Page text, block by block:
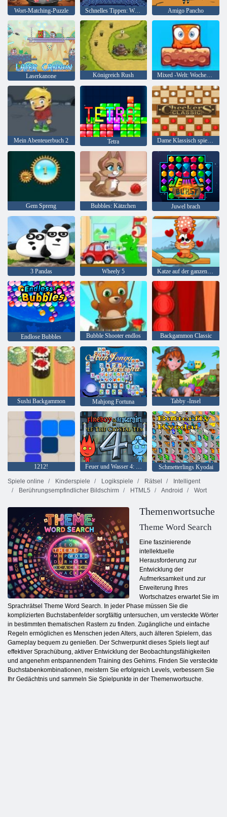
Wort-Matching-Puzzle Schnelles Tippen: Word Rush Amigo Pancho
Laserkanone Königreich Rush Mixed -Welt: Wochenende
Mein Abenteuerbuch 2 Tetra Dame Klassisch spielen
Gem Spreng Bubbles: Kätzchen Juwel brach
3 Pandas Wheely 5 Katze auf der ganzen Welt - Alpenseen
Endlose Bubbles Bubble Shooter endlos Backgammon Classic
Sushi Backgammon Mahjong Fortuna Tabby -Insel
1212! Feuer und Wasser 4: Kristalltempel
Schmetterlings Kyodai
Spiele online
Kinderspiele Logikspiele Rätsel
Intelligent
Berührungsempfindlicher Bildschirm
HTML5 Android Wort
Themenwortsuche
Theme Word Search
Eine faszinierende
intellektuelle
Herausforderung zur
Entwicklung der
Aufmerksamkeit und zur
Erweiterung Ihres
Wortschatzes erwartet Sie im
Sprachrätsel Theme Word Search. In jeder Phase müssen Sie die
komplizierten Buchstabenfelder sorgfältig untersuchen, um versteckte Wörter
in bestimmten thematischen Rastern zu finden. Zugängliche und einfache
Regeln ermöglichen es Menschen jeden Alters, auch älteren Spielern, das
Gameplay bequem zu genießen. Der Schwerpunkt dieses Spiels liegt auf
effektiver Sprachübung, aktiver Entwicklung der Beobachtungsfähigkeiten
und angenehm entspannendem Training des Gehirns. Finden Sie versteckte
Buchstabenkombinationen, meistern Sie erfolgreich Levels, verbessern Sie
Ihr Gedächtnis und sammeln Sie Spielpunkte in der Themenwortsuche.